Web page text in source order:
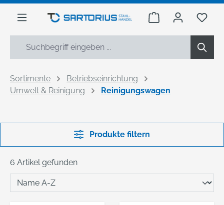
springen
Warenkorb Du
Sortimente
Betriebseinrichtung
Umwelt & Reinigung
Reinigungswagen
Produkte filtern
6 Artikel gefunden